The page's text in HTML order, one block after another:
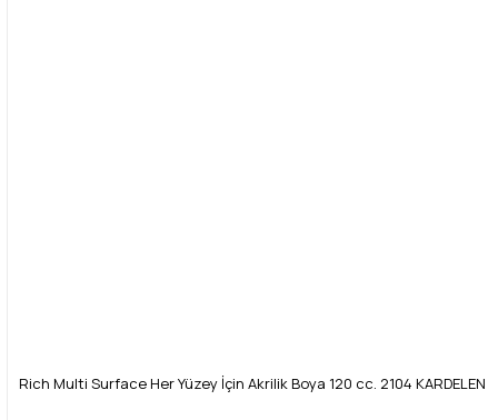
Rich Multi Surface Her Yüzey İçin Akrilik Boya 120 cc. 2104 KARDELEN